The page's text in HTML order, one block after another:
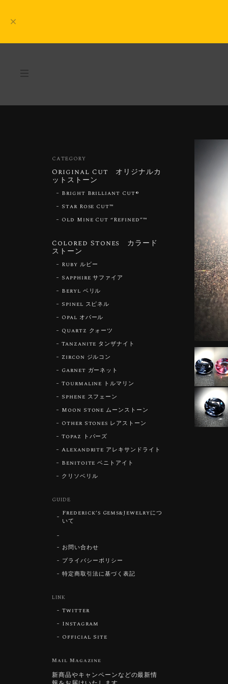
CATEGORY
Original Cut オリジナルカ
ットストーン
Bright Brilliant Cut®︎
Star Rose Cut™︎
Old Mine Cut “Refined”™︎
Colored Stones カラード
ストーン
Ruby ルビー
Sapphire サファイア
Beryl ベリル
Spinel スピネル
Opal オパール
Quartz クォーツ
Tanzanite タンザナイト
Zircon ジルコン
Garnet ガーネット
Tourmaline トルマリン
Sphene スフェーン
Moon Stone ムーンストーン
Other Stones レアストーン
Topaz トパーズ
Alexandrite アレキサンドライト
Benitoite ベニトアイト
クリソベリル
GUIDE
Frederick’s Gems&Jewelryにつ
いて
お問い合わせ
プライバシーポリシー
特定商取引法に基づく表記
LINK
Twitter
Instagram
Official Site
Mail Magazine
新商品やキャンペーンなどの最新情